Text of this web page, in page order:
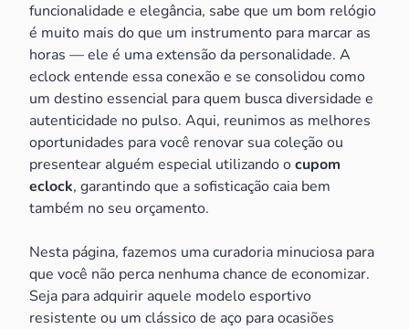
funcionalidade e elegância, sabe que um bom relógio
é muito mais do que um instrumento para marcar as
horas — ele é uma extensão da personalidade. A
eclock entende essa conexão e se consolidou como
um destino essencial para quem busca diversidade e
autenticidade no pulso. Aqui, reunimos as melhores
oportunidades para você renovar sua coleção ou
presentear alguém especial utilizando ocupom
eclock, garantindo que a sofisticação caia bem
também no seu orçamento.
Nesta página, fazemos uma curadoria minuciosa para
que você não perca nenhuma chance de economizar.
Seja para adquirir aquele modelo esportivo
resistente ou um clássico de aço para ocasiões